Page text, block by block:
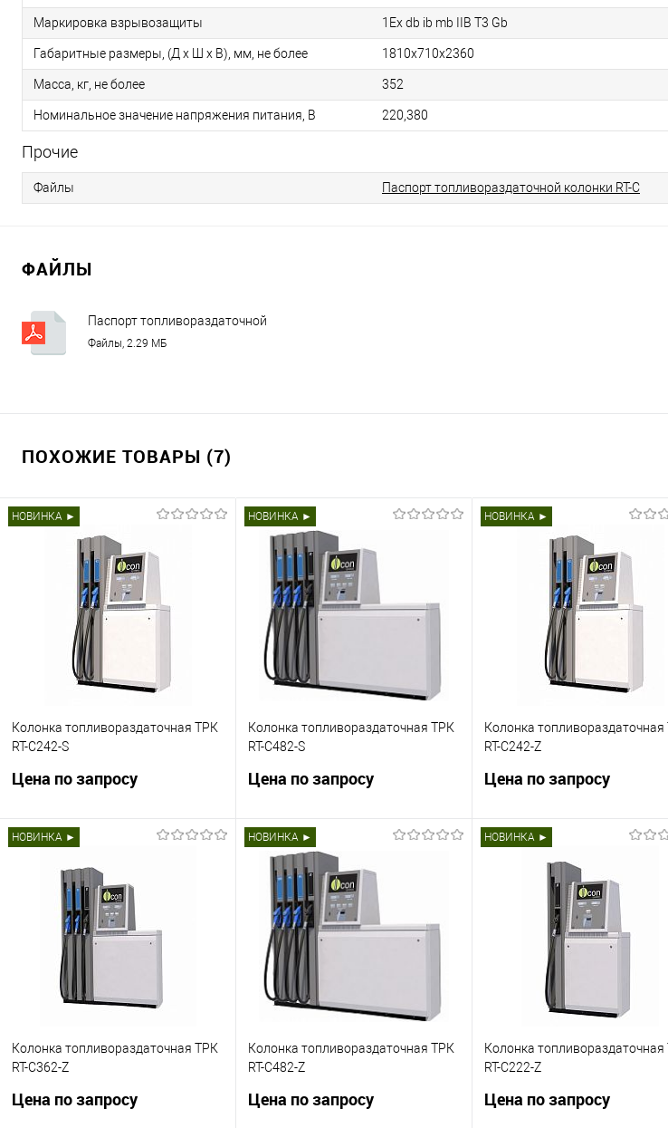
Маркировка взрывозащиты 1Ех db ib mb IIB T3 Gb
Габаритные размеры, (Д х Ш х В), мм, не более 1810x710x2360
Масса, кг, не более 352
Номинальное значение напряжения питания, В 220,380
Прочие
Файлы Паспорт топливораздаточной колонки RT-C
ФАЙЛЫ
Паспорт топливораздаточной
колонки RT-C
Файлы, 2.29 МБ
ПОХОЖИЕ ТОВАРЫ (7)
НОВИНКА ►
Колонка топливораздаточная ТРК
RT-C242-S
Цена по запросу
Топливная колонка RT-C242
Напорный тип Комплектация :
Фильтр x2 Расходомер типа
Tatsuno, FM4 x4 Пистолет типа ZVA
¾ x4 Шланг 4.5 м с разрывными
муфтами
Запросить цену
В избранное
НОВИНКА ►
Колонка топливораздаточная ТРК
RT-C482-S
Цена по запросу
Топливная колонка RT-C482
Напорный тип Комплектация :
Фильтр x4 Расходомер типа
Tatsuno, FM4 x8 Пистолет типа ZVA
¾ x8 Шланг 4.5 м с разрывными
муфтами
В избранное
НОВИНКА ►
Колонка топливораздаточная
RT-C242-Z
Цена по запросу
Топливная колонка RT-C242
Всасывающий тип
Фильтр x2 Расходомер типа
Tatsuno, FM4 x4 Пистолет типа
¾ x4 Шланг 4.5 м с разрывными
Запросить цену
В избранное
НОВИНКА ►
Колонка топливораздаточная ТРК
RT-C362-Z
Цена по запросу
НОВИНКА ►
Колонка топливораздаточная ТРК
RT-C482-Z
Цена по запросу
НОВИНКА ►
Колонка топливораздаточная
RT-C222-Z
Цена по запросу